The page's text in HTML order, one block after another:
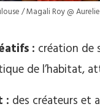
/ Magali Roy @
: création de
de l’habitat,
: des créateurs et